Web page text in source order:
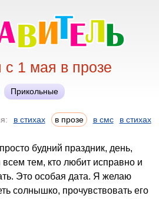
с 1 мая в прозе
Прикольные
в стихах в прозе в смс в стихах
тем, кто любит исправно и
Это особая дата. Я желаю
солнышко, прочувствовать его